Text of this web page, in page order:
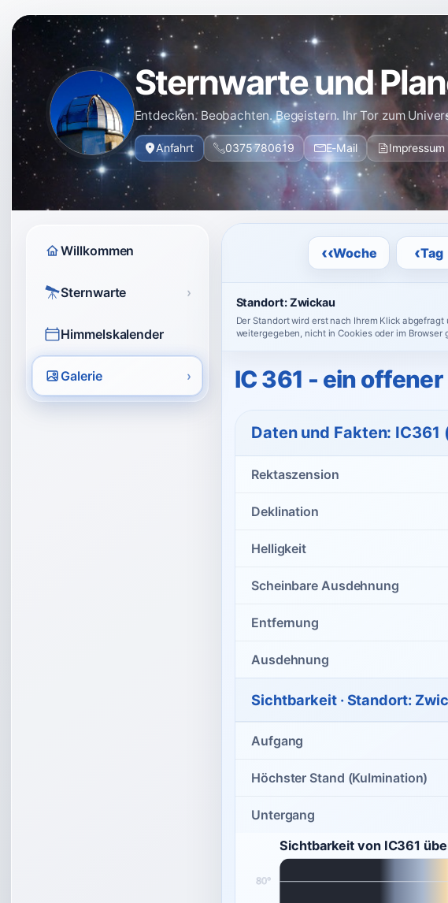
Sternwarte und
Entdecken. Beobachten. Begeistern. Ihr Tor zum
Anfahrt 0375 780619 E-Mail Impressum
Willkommen
Sternwarte ›
Himmelskalender
Galerie ›
‹‹Woche ‹Tag
Standort:Zwickau
Der Standort wird erst nach Ihrem Klick
weitergegeben, nicht in Cookies oder im Browser
IC 361 - ein
Daten und Fakten: IC361
Rektaszension
Deklination
Helligkeit
Scheinbare Ausdehnung
Entfernung
Ausdehnung
Sichtbarkeit · Standort:
Aufgang
Höchster Stand (Kulmination)
Untergang
80°
Sichtbarkeit von IC361